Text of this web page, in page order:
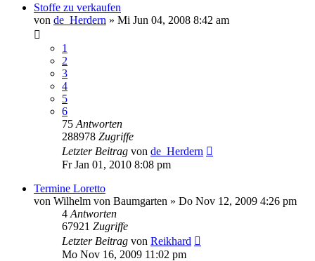
Stoffe zu verkaufen
von de_Herdern » Mi Jun 04, 2008 8:42 am
1
2
3
4
5
6
75 Antworten
288978 Zugriffe
Letzter Beitrag von de_Herdern
Fr Jan 01, 2010 8:08 pm
Termine Loretto
von Wilhelm von Baumgarten » Do Nov 12, 2009 4:26 pm
4 Antworten
67921 Zugriffe
Letzter Beitrag von Reikhard
Mo Nov 16, 2009 11:02 pm